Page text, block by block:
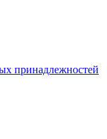
принадлежностей